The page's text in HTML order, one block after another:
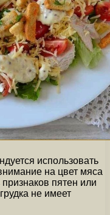
использовать
на цвет мяса
пятен или
не имеет